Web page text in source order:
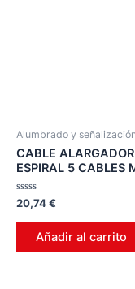
Alumbrado y
CABLE
ESPIRAL 5 CABLES
Valorado
en
0
20,74€
Añadir al carrito